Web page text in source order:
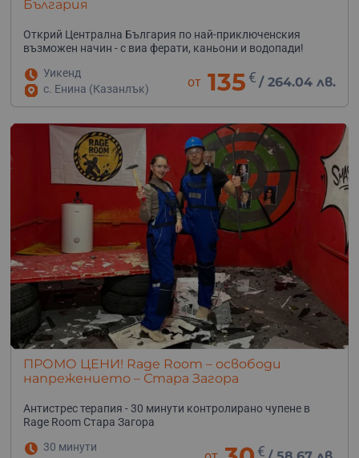
България
Открий Централна България по най-приключенския
възможен начин - с виа ферати, каньони и водопади!
Уикенд
с. Енина (Казанлък)
от 135 € / 264.04 лв.
ПРОМО ЦЕНИ! Rage Room – освободи
напрежението – Стара Загора
Антистрес терапия - 30 минути контролирано чупене в
Rage Room Стара Загора
30 минути
€